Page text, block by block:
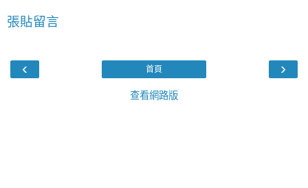
張貼留言
‹ ›
首頁
查看網路版